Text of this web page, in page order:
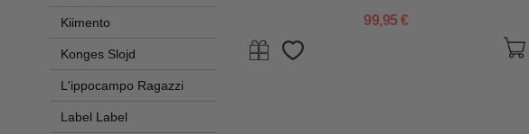
Kiimento
Konges Slojd
L'ippocampo Ragazzi
Label Label
99,95 €